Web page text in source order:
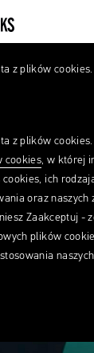
z plików cookies.
z plików
cookies, w której
ich
oraz naszych
Zaakceptuj -
plików